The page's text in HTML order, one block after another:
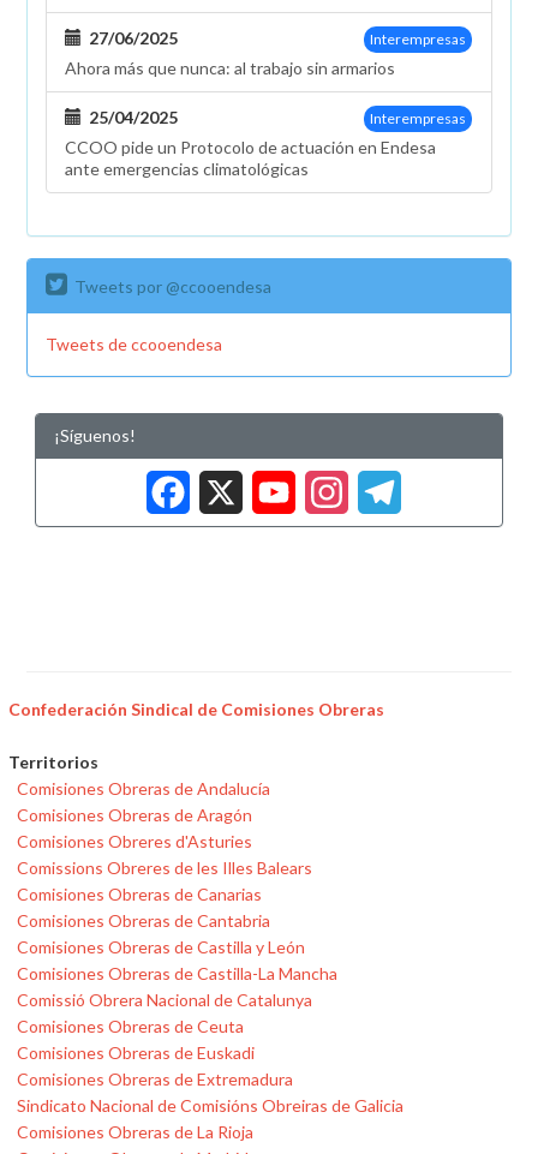
Interempresas
27/06/2025
Ahora más que nunca: al trabajo sin armarios
Interempresas
25/04/2025
CCOO pide un Protocolo de actuación en Endesa
ante emergencias climatológicas
Tweets por @ccooendesa
Tweets de ccooendesa
¡Síguenos!
Facebook
X
Confederación Sindical de Comisiones Obreras
Territorios
Comisiones Obreras de Andalucía
Comisiones Obreras de Aragón
Comisiones Obreres d'Asturies
Comissions Obreres de les Illes Balears
Comisiones Obreras de Canarias
Comisiones Obreras de Cantabria
Comisiones Obreras de Castilla y León
Comisiones Obreras de Castilla-La Mancha
Comissió Obrera Nacional de Catalunya
Comisiones Obreras de Ceuta
Comisiones Obreras de Euskadi
Comisiones Obreras de Extremadura
Sindicato Nacional de Comisións Obreiras de Galicia
Comisiones Obreras de La Rioja